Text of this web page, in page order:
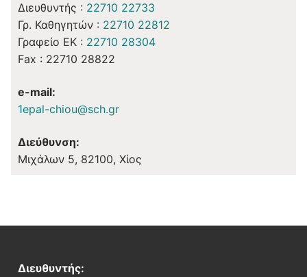
Διευθυντής : 22710 22733
Γρ. Καθηγητών : 22710 22812
Γραφείο ΕΚ : 22710 28304
Fax : 22710 28822
e-mail:
1epal-chiou@sch.gr
Διεύθυνση:
Μιχάλων 5, 82100, Χίος
Διευθυντής: